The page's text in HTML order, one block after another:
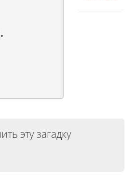
эту загадку